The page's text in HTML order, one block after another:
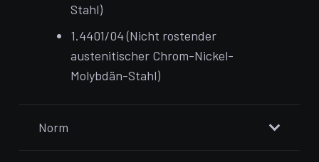
Stahl)
1.4401/04 (Nicht rostender
austenitischer Chrom-Nickel-
Molybdän-Stahl)
Norm